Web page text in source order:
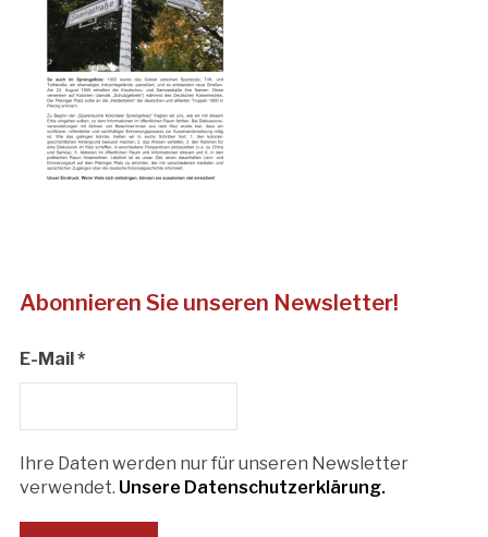
Abonnieren Sie unseren Newsletter!
E-Mail*
Ihre Daten werden nur für unseren Newsletter
verwendet. Unsere Datenschutzerklärung.